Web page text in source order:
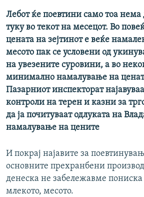
Лебот ќе поевтини само тоа нема
туку во текот на месецот. Во
цената на зејтинот е веќе
месото пак се условени од
на увезените суровини, а во
минимално намалување на
Пазарниот инспекторат
контроли на терен и казни за
да ја почитуваат одлуката на
намалување на цените
И покрај најавите за
основните прехранбени
денеска не забележавме пониска
млекото, месото.